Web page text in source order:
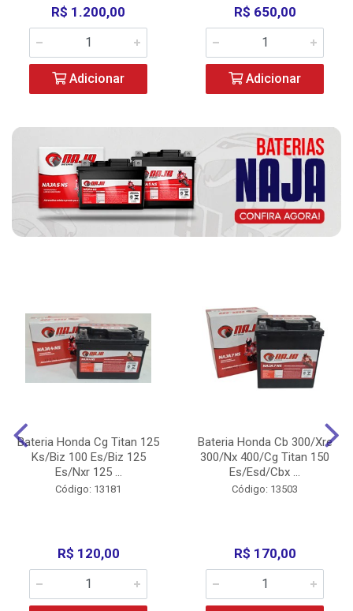
R$ 1.200,00
Adicionar
R$ 650,00
Adicionar
Bateria Honda Cg Titan 125
Ks/Biz 100 Es/Biz 125
Es/Nxr 125 ...
Código: 13181
R$ 120,00
Bateria Honda Cb 300/Xre
300/Nx 400/Cg Titan 150
Es/Esd/Cbx ...
Código: 13503
R$ 170,00